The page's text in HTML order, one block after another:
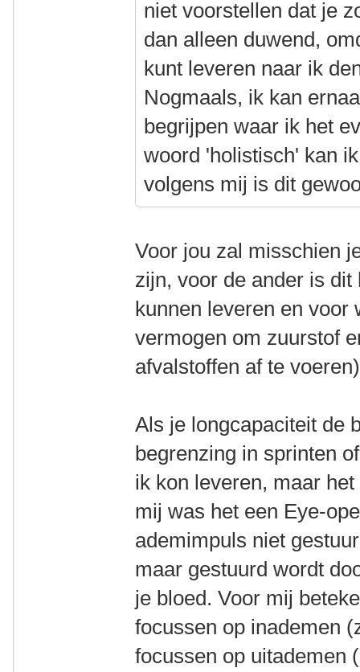
niet voorstellen dat je
dan alleen duwend,
kunt leveren naar ik
Nogmaals, ik kan
begrijpen waar ik het
woord 'holistisch' kan
volgens mij is dit
Voor jou zal misschien
zijn, voor de ander is
kunnen leveren en voor
vermogen om zuurstof
afvalstoffen af te
Als je longcapaciteit de
begrenzing in sprinten
ik kon leveren, maar
mij was het een Eye-
ademimpuls niet
maar gestuurd wordt
je bloed. Voor mij
focussen op inademen
focussen op uitademen